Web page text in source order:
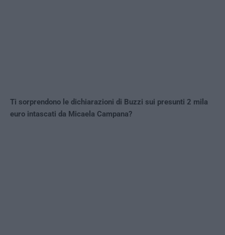
Ti sorprendono le dichiarazioni di Buzzi sui presunti 2 mila
euro intascati da Micaela Campana?